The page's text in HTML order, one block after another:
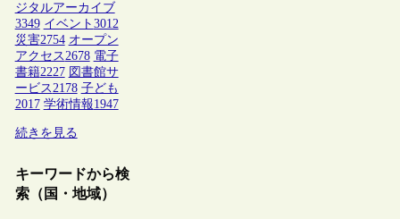
ジタルアーカイブ
3349 イベント 3012
災害2754 オープン
アクセス2678 電子
書籍2227 図書館サ
ービス2178 子ども
2017 学術情報1947
続きを見る
キーワードから検
索（国・地域）